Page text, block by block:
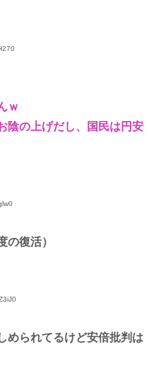
ｗ
陰の上げだし、国民は円安
の復活）
められてるけど安倍批判は